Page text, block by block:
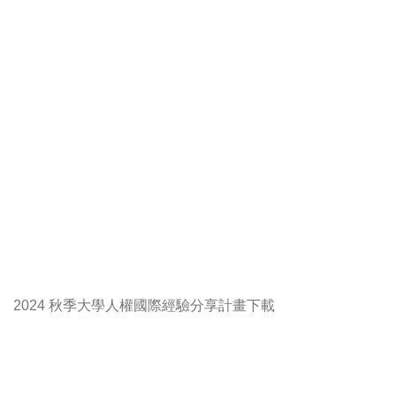
2024 秋季大學人權國際經驗分享計畫下載